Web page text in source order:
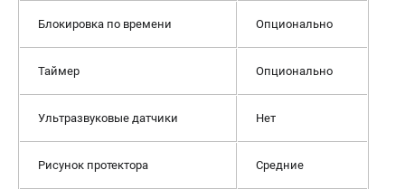
Блокировка по времени Опционально
Таймер Опционально
Ультразвуковые датчики Нет
Рисунок протектора Средние